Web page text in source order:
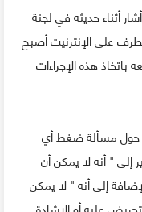
أثناء حديثه في لجنة
على الإنترنيت أصبح
هذه الإجراءات
حول مسألة ضغط أي
إلى " أنه لا يمكن أن
إلى أنه " لا يمكن